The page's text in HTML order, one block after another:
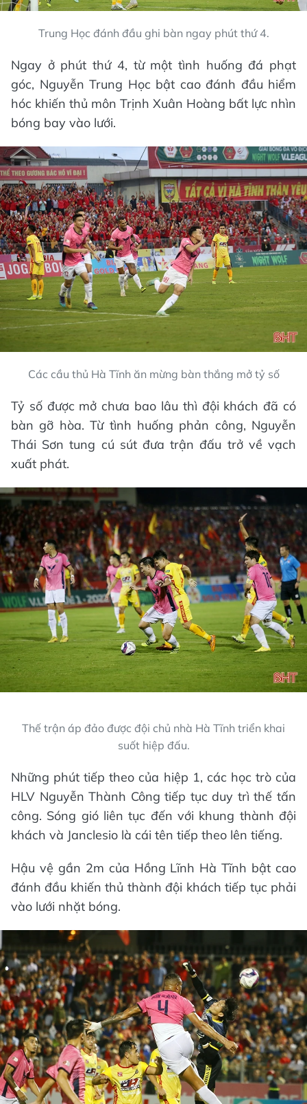
Trung Học đánh đầu ghi bàn ngay phút thứ 4.
Ngay ở phút thứ 4, từ một tình huống đá phạt
góc, Nguyễn Trung Học bật cao đánh đầu hiểm
hóc khiến thủ môn Trịnh Xuân Hoàng bất lực nhìn
bóng bay vào lưới.
Các cầu thủ Hà Tĩnh ăn mừng bàn thắng mở tỷ số
Tỷ số được mở chưa bao lâu thì đội khách đã có
bàn gỡ hòa. Từ tình huống phản công, Nguyễn
Thái Sơn tung cú sút đưa trận đấu trở về vạch
xuất phát.
Thế trận áp đảo được đội chủ nhà Hà Tĩnh triển khai
suốt hiệp đấu.
Những phút tiếp theo của hiệp 1, các học trò của
HLV Nguyễn Thành Công tiếp tục duy trì thế tấn
công. Sóng gió liên tục đến với khung thành đội
khách và Janclesio là cái tên tiếp theo lên tiếng.
Hậu vệ gần 2m của Hồng Lĩnh Hà Tĩnh bật cao
đánh đầu khiến thủ thành đội khách tiếp tục phải
vào lưới nhặt bóng.